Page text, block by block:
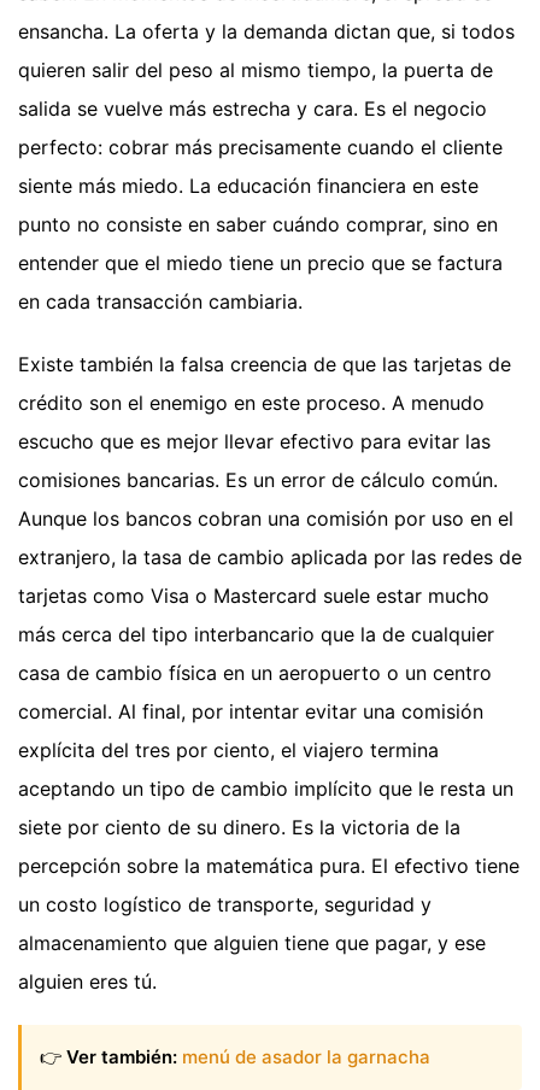
ensancha. La oferta y la demanda dictan que, si todos
quieren salir del peso al mismo tiempo, la puerta de
salida se vuelve más estrecha y cara. Es el negocio
perfecto: cobrar más precisamente cuando el cliente
siente más miedo. La educación financiera en este
punto no consiste en saber cuándo comprar, sino en
entender que el miedo tiene un precio que se factura
en cada transacción cambiaria.
Existe también la falsa creencia de que las tarjetas de
crédito son el enemigo en este proceso. A menudo
escucho que es mejor llevar efectivo para evitar las
comisiones bancarias. Es un error de cálculo común.
Aunque los bancos cobran una comisión por uso en el
extranjero, la tasa de cambio aplicada por las redes de
tarjetas como Visa o Mastercard suele estar mucho
más cerca del tipo interbancario que la de cualquier
casa de cambio física en un aeropuerto o un centro
comercial. Al final, por intentar evitar una comisión
explícita del tres por ciento, el viajero termina
aceptando un tipo de cambio implícito que le resta un
siete por ciento de su dinero. Es la victoria de la
percepción sobre la matemática pura. El efectivo tiene
un costo logístico de transporte, seguridad y
almacenamiento que alguien tiene que pagar, y ese
alguien eres tú.
👉 Ver también: menú de asador la garnacha